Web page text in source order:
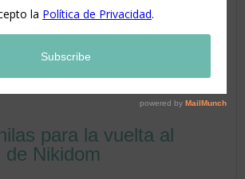
para la vuelta al
de Nikidom